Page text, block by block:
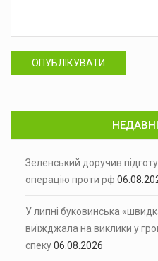
ОПУБЛІКУВАТИ
Зеленський доручив
операцію проти рф
У липні буковинська
виїжджала на виклики у
спеку06.08.2026